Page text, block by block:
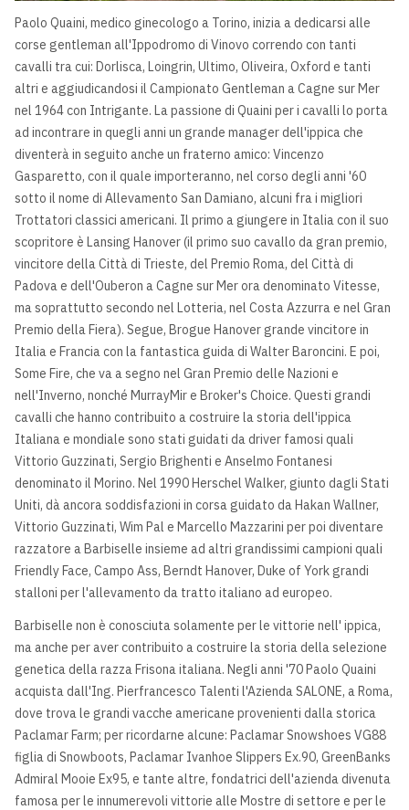
Paolo Quaini, medico ginecologo a Torino, inizia a dedicarsi alle
corse gentleman all'Ippodromo di Vinovo correndo con tanti
cavalli tra cui: Dorlisca, Loingrin, Ultimo, Oliveira, Oxford e tanti
altri e aggiudicandosi il Campionato Gentleman a Cagne sur Mer
nel 1964 con Intrigante. La passione di Quaini per i cavalli lo porta
ad incontrare in quegli anni un grande manager dell'ippica che
diventerà in seguito anche un fraterno amico: Vincenzo
Gasparetto, con il quale importeranno, nel corso degli anni '60
sotto il nome di Allevamento San Damiano, alcuni fra i migliori
Trottatori classici americani. Il primo a giungere in Italia con il suo
scopritore è Lansing Hanover (il primo suo cavallo da gran premio,
vincitore della Città di Trieste, del Premio Roma, del Città di
Padova e dell'Ouberon a Cagne sur Mer ora denominato Vitesse,
ma soprattutto secondo nel Lotteria, nel Costa Azzurra e nel Gran
Premio della Fiera). Segue, Brogue Hanover grande vincitore in
Italia e Francia con la fantastica guida di Walter Baroncini. E poi,
Some Fire, che va a segno nel Gran Premio delle Nazioni e
nell'Inverno, nonché MurrayMir e Broker's Choice. Questi grandi
cavalli che hanno contribuito a costruire la storia dell'ippica
Italiana e mondiale sono stati guidati da driver famosi quali
Vittorio Guzzinati, Sergio Brighenti e Anselmo Fontanesi
denominato il Morino. Nel 1990 Herschel Walker, giunto dagli Stati
Uniti, dà ancora soddisfazioni in corsa guidato da Hakan Wallner,
Vittorio Guzzinati, Wim Pal e Marcello Mazzarini per poi diventare
razzatore a Barbiselle insieme ad altri grandissimi campioni quali
Friendly Face, Campo Ass, Berndt Hanover, Duke of York grandi
stalloni per l'allevamento da tratto italiano ad europeo.
Barbiselle non è conosciuta solamente per le vittorie nell' ippica,
ma anche per aver contribuito a costruire la storia della selezione
genetica della razza Frisona italiana. Negli anni '70 Paolo Quaini
acquista dall'Ing. Pierfrancesco Talenti l'Azienda SALONE, a Roma,
dove trova le grandi vacche americane provenienti dalla storica
Paclamar Farm; per ricordarne alcune: Paclamar Snowshoes VG88
figlia di Snowboots, Paclamar Ivanhoe Slippers Ex.90, GreenBanks
Admiral Mooie Ex95, e tante altre, fondatrici dell'azienda divenuta
famosa per le innumerevoli vittorie alle Mostre di settore e per le